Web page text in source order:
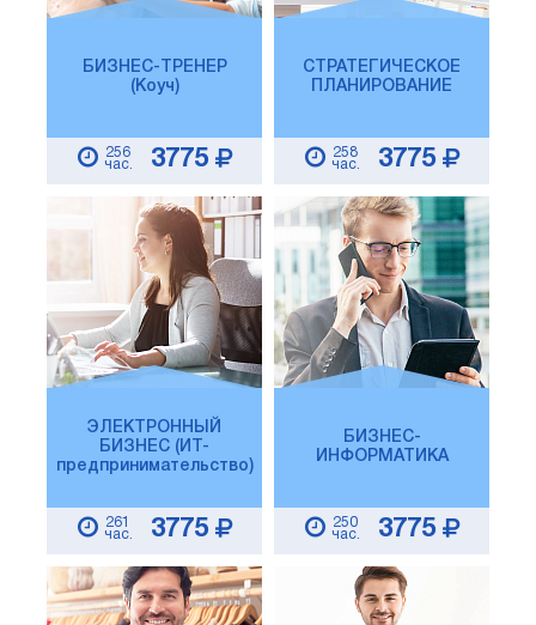
БИЗНЕС-ТРЕНЕР
(Коуч)
256
час.
3775
СТРАТЕГИЧЕСКОЕ
ПЛАНИРОВАНИЕ
258
час.
3775
ЭЛЕКТРОННЫЙ
БИЗНЕС (ИТ-
предпринимательство)
261
час.
3775
БИЗНЕС-
ИНФОРМАТИКА
250
час.
3775